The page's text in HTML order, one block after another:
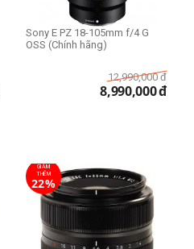
Sony E PZ 18-105mm f/4 G
OSS (Chính hãng)
12,990,000 đ
8,990,000đ
GIẢM
THÊM
22%